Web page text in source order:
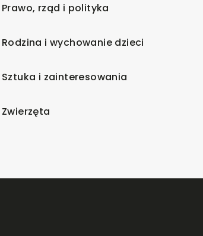
Prawo, rząd i polityka
Rodzina i wychowanie dzieci
Sztuka i zainteresowania
Zwierzęta